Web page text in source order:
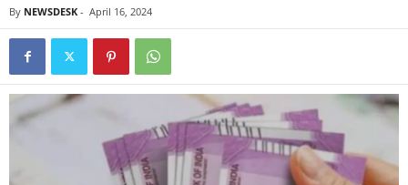
By NEWSDESK - April 16, 2024